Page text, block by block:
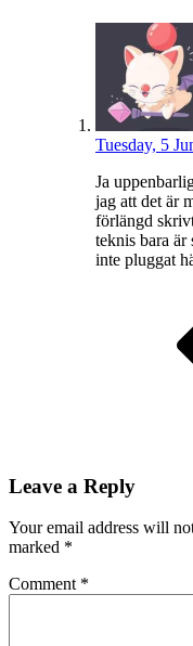
Tuesday, 5
Ja
jag att det är
förlängd
teknis bara
inte pluggat
Leave a Reply
Your email address will
marked *
Comment *